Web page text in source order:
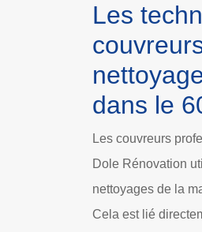
Les
dans le
Les couvreurs
Dole Rénovation
nettoyages de la
Cela est lié